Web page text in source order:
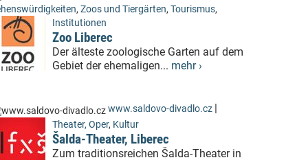
, Zoos und Tiergärten, Tourismus,
Institutionen
Zoo Liberec
Der älteste zoologische Garten auf dem
Gebiet der ehemaligen... mehr ›
www.saldovo-divadlo.cz |
Theater, Oper, Kultur
Šalda-Theater, Liberec
Zum traditionsreichen Šalda-Theater in